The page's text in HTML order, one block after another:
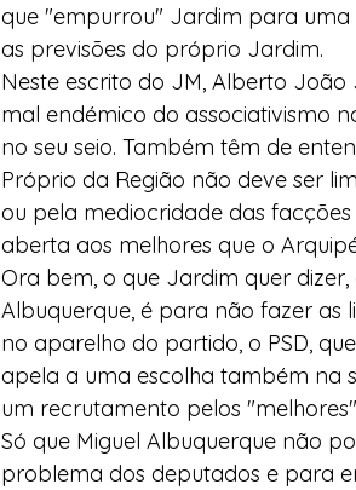
que "empurrou" Jardim para
as previsões do próprio Jardim.
Neste escrito do JM, Alberto
mal endémico do associativismo
no seu seio. Também têm de
Próprio da Região não deve ser
ou pela mediocridade das
aberta aos melhores que o
Ora bem, o que Jardim quer
Albuquerque, é para não fazer as
no aparelho do partido, o PSD,
apela a uma escolha também na
um recrutamento pelos
Só que Miguel Albuquerque não
problema dos deputados e para